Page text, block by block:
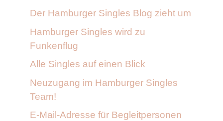
Der Hamburger Singles Blog zieht um
Hamburger Singles wird zu
Funkenflug
Alle Singles auf einen Blick
Neuzugang im Hamburger Singles
Team!
E-Mail-Adresse für Begleitpersonen